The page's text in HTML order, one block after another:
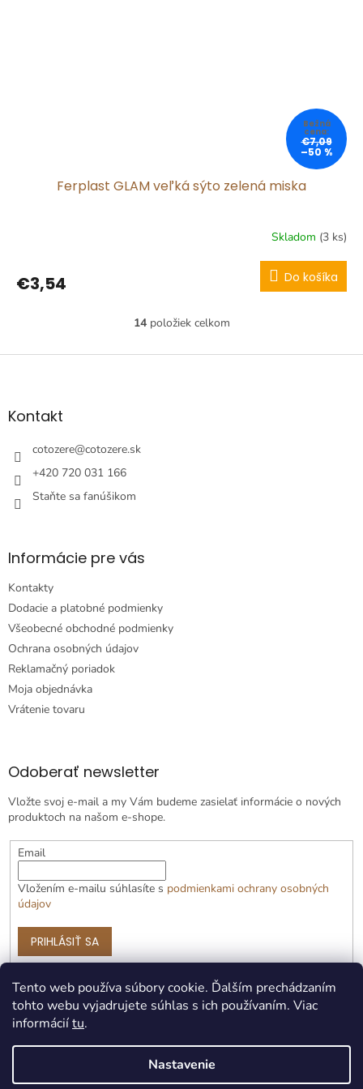
Tento web používa súbory cookie. Ďalším prechádzaním
tohto webu vyjadrujete súhlas s ich používaním. Viac
informáciítu.
Nastavenie
€7,09
–50 %
Ferplast GLAM veľká sýto zelená miska
Skladom (3 ks)
€3,54 Do košíka
O
l
14položiek celkom
Z
äKontakt
cotozere@cotozere.sk
+420 720 031 166
Staňte sa fanúšikom
Informácie pre vás
Kontakty
Dodacie a platobné podmienky
Všeobecné obchodné podmienky
Ochrana osobných údajov
Reklamačný poriadok
Moja objednávka
Vrátenie tovaru
Odoberať newsletter
Vložte svoj e-mail a my Vám budeme zasielať informácie o nových
produktoch na našom e-shope.
Email
Vložením e-mailu súhlasíte s podmienkami ochrany osobných
údajov
PRIHLÁSIŤ SA
Vytvoril Shoptet Premium